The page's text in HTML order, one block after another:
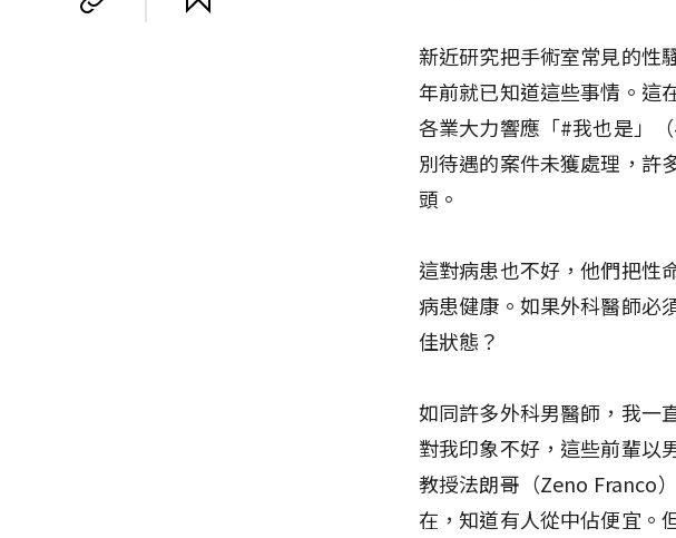
新近研究把手術室常見的性
年前就已知道這些事情。這
各業大力響應「#我也是」
別待遇的案件未獲處理，許
頭。
這對病患也不好，他們把性
病患健康。如果外科醫師必
佳狀態？
如同許多外科男醫師，我一
對我印象不好，這些前輩以
教授法朗哥（Zeno Franco
在，知道有人從中佔便宜。